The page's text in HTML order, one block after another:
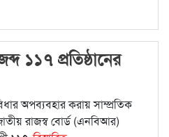
১১৭ প্রতিষ্ঠানের
অপব্যবহার করায় সাম্প্রতিক
রাজস্ব বোর্ড (এনবিআর)